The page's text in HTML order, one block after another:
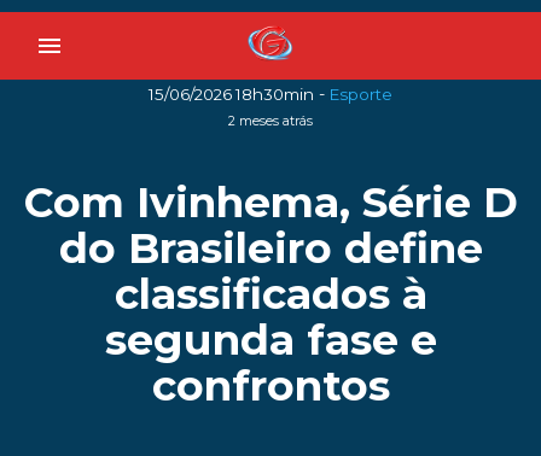
menu
15/06/2026 18h30min - Esporte
2 meses atrás
Com Ivinhema, Série D
do Brasileiro define
classificados à
segunda fase e
confrontos